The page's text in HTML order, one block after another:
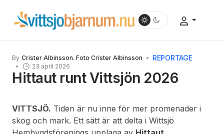
By Crister Albinsson. Foto Crister Albinsson REPORTAGE
23 april 2026
Hittaut runt Vittsjön 2026
VITTSJÖ. Tiden är nu inne för mer promenader i
skog och mark. Ett sätt är att delta i Wittsjö